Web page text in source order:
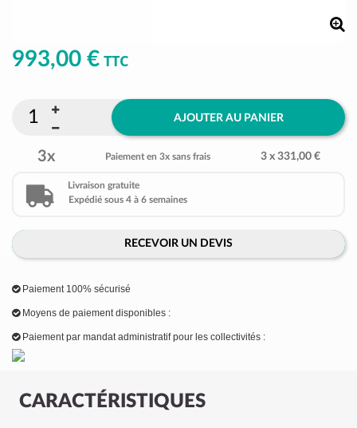
CARACTÉRISTIQUES
993,00 € TTC
AJOUTER AU PANIER
3x Paiement en 3x sans frais 3 x 331,00 €
Livraison gratuite
Expédié sous 4 à 6 semaines
RECEVOIR UN DEVIS
Paiement 100% sécurisé
Moyens de paiement disponibles :
Paiement par mandat administratif pour les collectivités :